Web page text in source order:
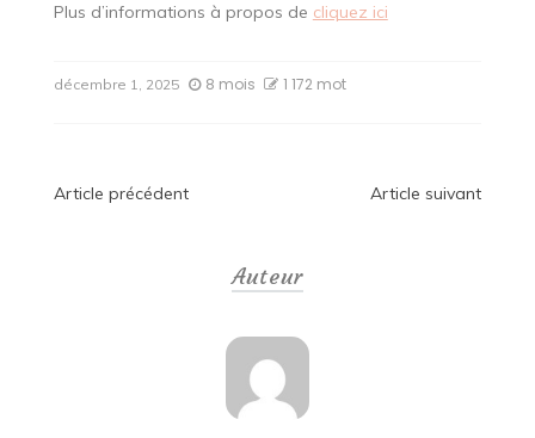
Plus d’informations à propos de cliquez ici
décembre 1, 2025 8 mois 1 172 mot
Navigation
Article précédent Article suivant
Auteur